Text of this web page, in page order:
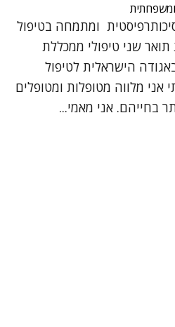
ומתמחה בטיפול
שני טיפולי ממכללת
הישראלית לטיפול
אני מלווה מטופלות ומטופלים
בחייהם. אני מאמי...